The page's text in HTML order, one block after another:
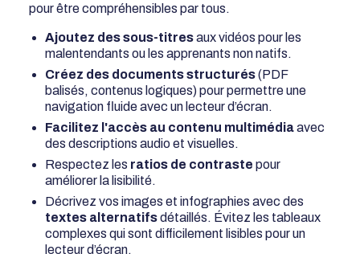
pour être compréhensibles par tous.
Ajoutez des sous-titresaux vidéos pour les
malentendants ou les apprenants non natifs.
Créez des documents structurés(PDF
balisés, contenus logiques) pour permettre une
navigation fluide avec un lecteur d’écran.
Facilitez l'accès au contenu multimédiaavec
des descriptions audio et visuelles.
Respectez les ratios de contraste pour
améliorer la lisibilité.
Décrivez vos images et infographies avec des
textes alternatifsdétaillés. Évitez les tableaux
complexes qui sont difficilement lisibles pour un
lecteur d’écran.